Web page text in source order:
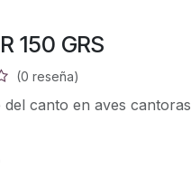
150 GRS
(0 reseña)
del canto en aves cantoras